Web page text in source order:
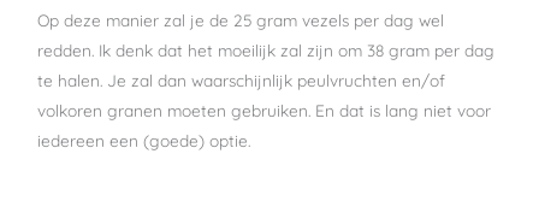
Op deze manier zal je de 25 gram vezels per dag wel
redden. Ik denk dat het moeilijk zal zijn om 38 gram per dag
te halen. Je zal dan waarschijnlijk peulvruchten en/of
volkoren granen moeten gebruiken. En dat is lang niet voor
iedereen een (goede) optie.